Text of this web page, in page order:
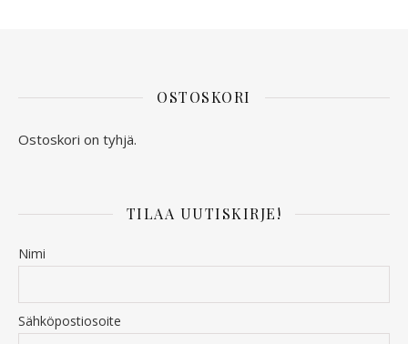
OSTOSKORI
Ostoskori on tyhjä.
TILAA UUTISKIRJE!
Nimi
Sähköpostiosoite